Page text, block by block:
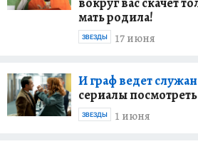
мать родила!
17 июня
ЗВЕЗДЫ
И граф ведет
сериалы
1 июня
ЗВЕЗДЫ